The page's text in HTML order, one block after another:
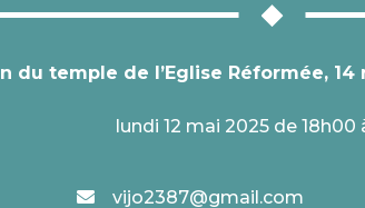
du temple de l’Eglise Réformée,
lundi 12 mai 2025 de 18h00
vijo2387@gmail.com